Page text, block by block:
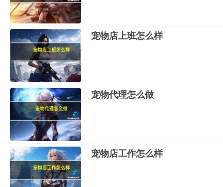
宠物店上班怎么样
宠物代理怎么做
宠物店工作怎么样